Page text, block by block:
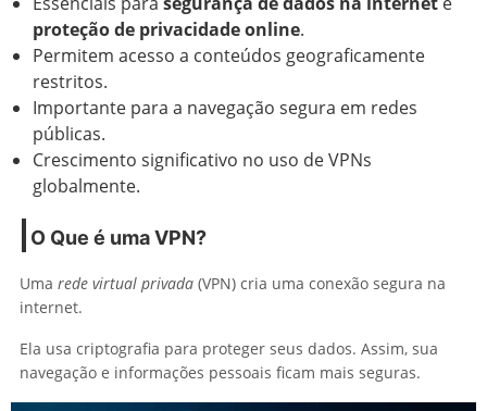
proteção de privacidade online.
Permitem acesso a conteúdos geograficamente
restritos.
Importante para a navegação segura em redes
públicas.
Crescimento significativo no uso de VPNs
globalmente.
O Que é uma VPN?
Uma rede virtual privada (VPN) cria uma conexão segura na
internet.
Ela usa criptografia para proteger seus dados. Assim, sua
navegação e informações pessoais ficam mais seguras.